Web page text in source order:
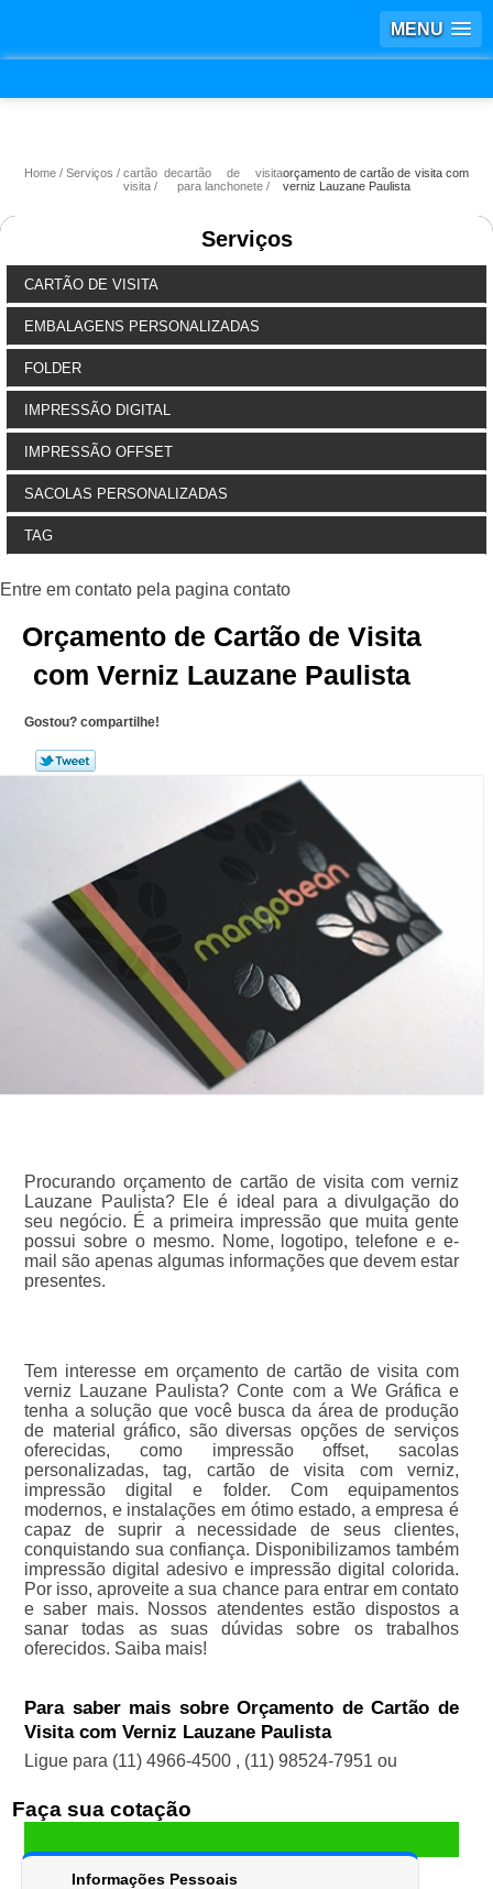
MENU
Home Serviços
cartão de
visita
cartão de visita
para lanchonete
orçamento de cartão de visita com
verniz Lauzane Paulista
Serviços
CARTÃO DE VISITA
EMBALAGENS PERSONALIZADAS
FOLDER
IMPRESSÃO DIGITAL
IMPRESSÃO OFFSET
SACOLAS PERSONALIZADAS
TAG
Orçamento de Cartão de Visita
com Verniz Lauzane Paulista
Gostou? compartilhe!
Procurando orçamento de cartão de visita com verniz
Lauzane Paulista? Ele é ideal para a divulgação do
seu negócio. É a primeira impressão que muita gente
possui sobre o mesmo. Nome, logotipo, telefone e e-
mail são apenas algumas informações que devem estar
presentes.
Tem interesse em orçamento de cartão de visita com
verniz Lauzane Paulista? Conte com a We Gráfica e
tenha a solução que você busca da área de produção
de material gráfico, são diversas opções de serviços
oferecidas, como impressão offset, sacolas
personalizadas, tag, cartão de visita com verniz,
impressão digital e folder. Com equipamentos
modernos, e instalações em ótimo estado, a empresa é
capaz de suprir a necessidade de seus clientes,
conquistando sua confiança. Disponibilizamos também
impressão digital adesivo e impressão digital colorida.
Por isso, aproveite a sua chance para entrar em contato
e saber mais. Nossos atendentes estão dispostos a
sanar todas as suas dúvidas sobre os trabalhos
oferecidos. Saiba mais!
Para saber mais sobre Orçamento de Cartão de
Visita com Verniz Lauzane Paulista
Ligue para (11) 4966-4500 , (11) 98524-7951 ou
Faça sua cotação
Informações Pessoais